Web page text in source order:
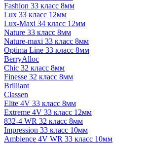
Fashion 33 класс 8мм
Lux 33 класс 12мм
Lux-Maxi 34 класс 12мм
Nature 33 класс 8мм
Nature-maxi 33 класс 8мм
Optima Line 33 класс 8мм
BerryAlloc
Chic 32 класс 8мм
Finesse 32 класс 8мм
Brilliant
Classen
Elite 4V 33 класс 8мм
Extreme 4V 33 класс 12мм
832-4 WR 32 класс 8мм
Impression 33 класс 10мм
Ambience 4V WR 33 класс 10мм